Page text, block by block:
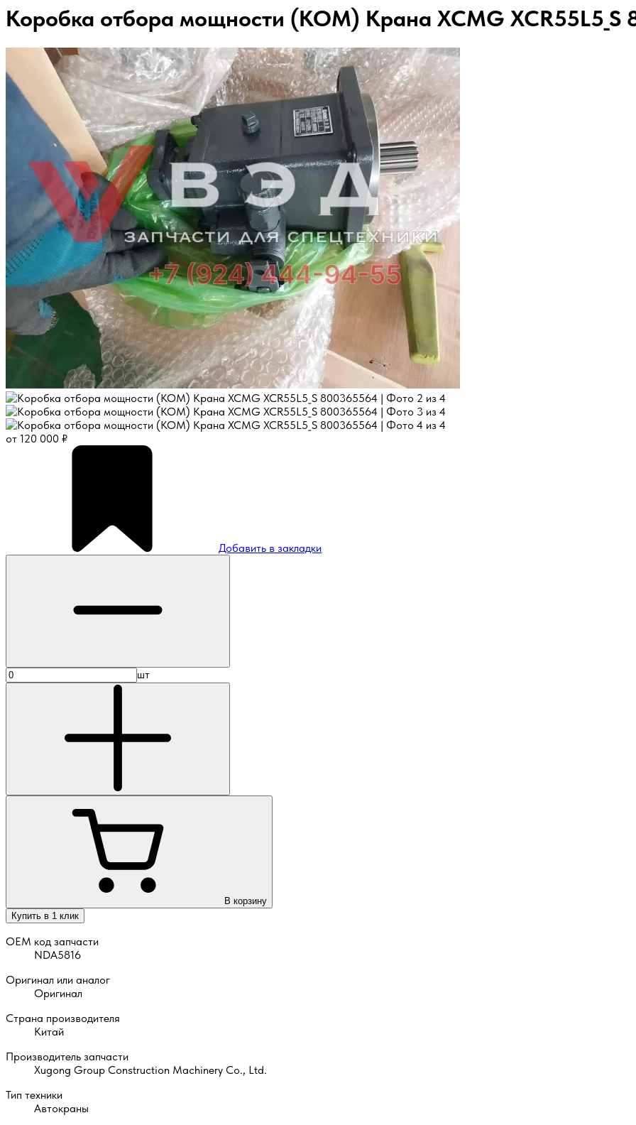
Коробка отбора мощности (КОМ) Крана XCMG XCR55L5_S
от 120 000 ₽
Добавить в закладки
шт
В корзину
Купить в 1 клик
OEM код запчасти
NDA5816
Оригинал или аналог
Оригинал
Страна производителя
Китай
Производитель запчасти
Xugong Group Construction Machinery Co., Ltd.
Тип техники
Автокраны